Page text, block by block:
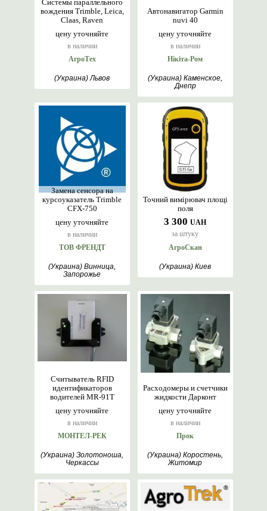
цену уточняйте
в наличии
Системы параллельного
вождения Trimble, Leica,
Claas, Raven
АгроТех
(Украина) Львов
цену уточняйте
в наличии
Автонавигатор Garmin
nuvi 40
Нікіта-Ром
(Украина) Каменское,
Днепр
цену уточняйте
в наличии
Замена сенсора на
курсоуказатель Trimble
CFX-750
ТОВ ФРЕНДТ
(Украина) Винница,
Запорожье
3 300 UAH
за штуку
Точний вимірювач площі
поля
АгроСкан
(Украина) Киев
цену уточняйте
в наличии
Считыватель RFID
идентификаторов
водителей MR-91T
МОНТЕЛ-РЕК
(Украина) Золотоноша,
Черкассы
цену уточняйте
в наличии
Расходомеры и счетчики
жидкости Дарконт
Прок
(Украина) Коростень,
Житомир